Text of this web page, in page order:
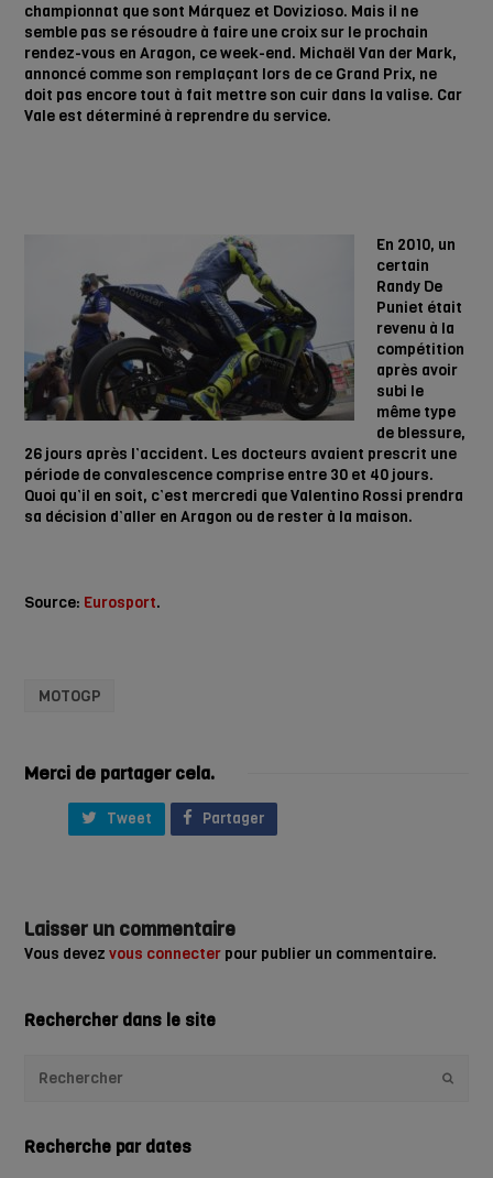
championnat que sont Márquez et Dovizioso. Mais il ne
semble pas se résoudre à faire une croix sur le prochain
rendez-vous en Aragon, ce week-end. Michaël Van der Mark,
annoncé comme son remplaçant lors de ce Grand Prix, ne
doit pas encore tout à fait mettre son cuir dans la valise. Car
Vale est déterminé à reprendre du service.
En 2010, un
certain
Randy De
Puniet était
revenu à la
compétition
après avoir
subi le
même type
de blessure,
26 jours après l’accident. Les docteurs avaient prescrit une
période de convalescence comprise entre 30 et 40 jours.
Quoi qu’il en soit, c’est mercredi que Valentino Rossi prendra
sa décision d’aller en Aragon ou de rester à la maison.
Source: Eurosport.
MOTOGP
Merci de partager cela.
Tweet Partager
Laisser un commentaire
Vous devezvous connecter pour publier un commentaire.
Rechercher dans le site
Recherche par dates